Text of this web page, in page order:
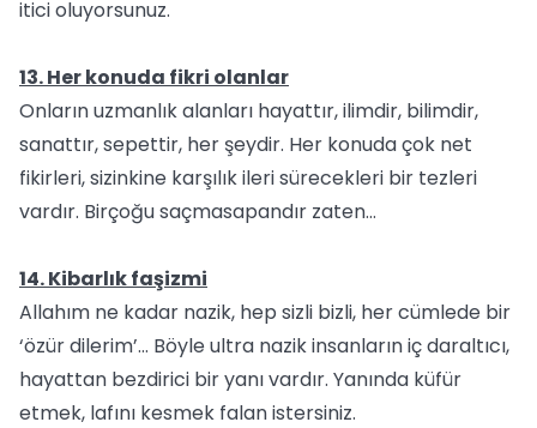
itici oluyorsunuz.
13. Her konuda fikri olanlar
Onların uzmanlık alanları hayattır, ilimdir, bilimdir,
sanattır, sepettir, her şeydir. Her konuda çok net
fikirleri, sizinkine karşılık ileri sürecekleri bir tezleri
vardır. Birçoğu saçmasapandır zaten…
14. Kibarlık faşizmi
Allahım ne kadar nazik, hep sizli bizli, her cümlede bir
‘özür dilerim’… Böyle ultra nazik insanların iç daraltıcı,
hayattan bezdirici bir yanı vardır. Yanında küfür
etmek, lafını kesmek falan istersiniz.